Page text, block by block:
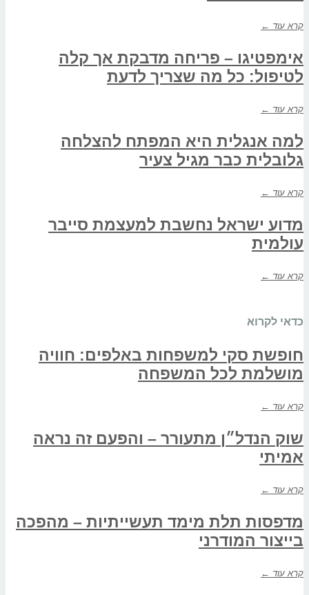
קרא עוד ←
אימפטיגו – פריחה מדבקת אך קלה
לטיפול: כל מה שצריך לדעת
קרא עוד ←
למה אנגלית היא המפתח להצלחה
גלובלית כבר מגיל צעיר
קרא עוד ←
מדוע ישראל נחשבת למעצמת סייבר
עולמית
קרא עוד ←
כדאי לקרוא
חופשת סקי למשפחות באלפים: חוויה
מושלמת לכל המשפחה
קרא עוד ←
שוק הנדל״ן מתעורר – והפעם זה נראה
אמיתי
קרא עוד ←
מדפסות תלת מימד תעשייתיות – מהפכה
בייצור המודרני
קרא עוד ←